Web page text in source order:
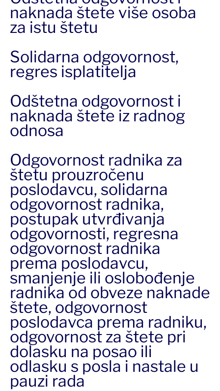
naknada štete više osoba
za istu štetu
Solidarna odgovornost,
regres isplatitelja
Odštetna odgovornost i
naknada štete iz radnog
odnosa
Odgovornost radnika za
štetu prouzročenu
poslodavcu, solidarna
odgovornost radnika,
postupak utvrđivanja
odgovornosti, regresna
odgovornost radnika
prema poslodavcu,
smanjenje ili oslobođenje
radnika od obveze naknade
štete, odgovornost
poslodavca prema radniku,
odgovornost za štete pri
dolasku na posao ili
odlasku s posla i nastale u
pauzi rada